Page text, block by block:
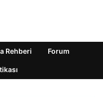
Rehberi Forum